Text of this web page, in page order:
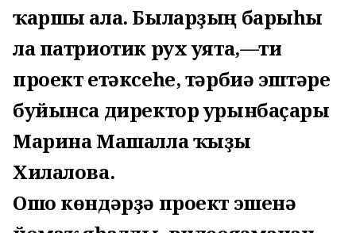
ҡаршы ала. Быларҙың барыһы
ла патриотик рух уята,—ти
проект етәксеһе, тәрбиә эштәре
буйынса директор урынбаҫары
Марина Машалла ҡыҙы
Хилалова.
Ошо көндәрҙә проект эшенә